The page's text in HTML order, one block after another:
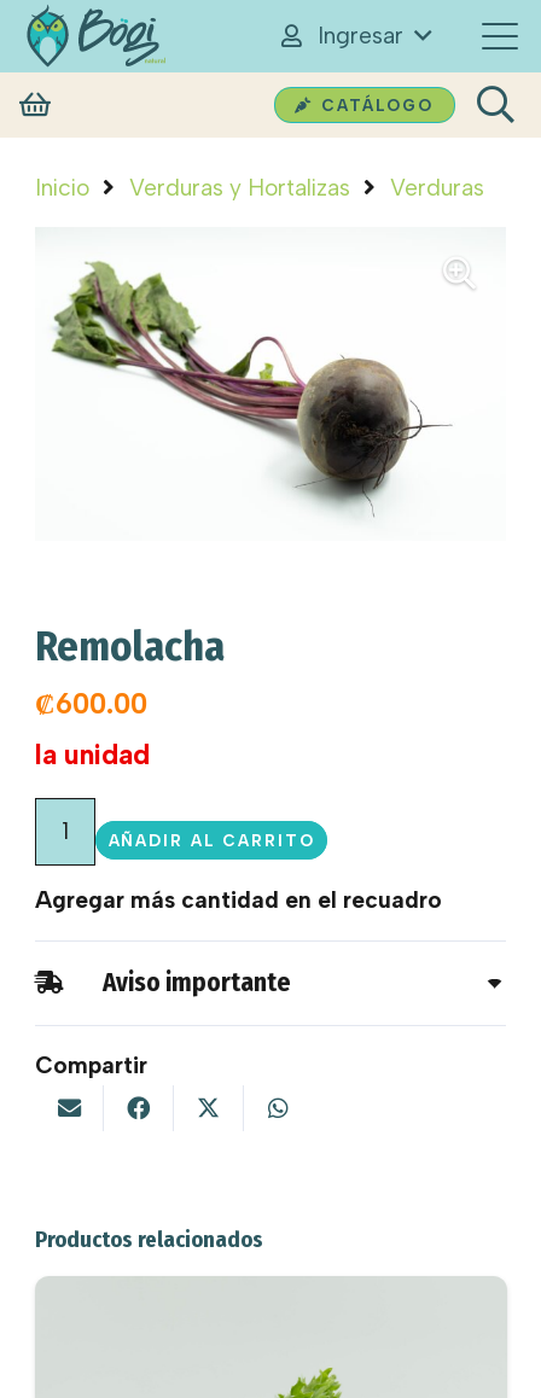
Ingresar
CATÁLOGO
Inicio Verduras y Hortalizas Verduras
Remolacha
₡600.00
la unidad
cantidadAÑADIR AL CARRITO
Agregar más cantidad en el recuadro
Aviso importante
Compartir
Productos relacionados